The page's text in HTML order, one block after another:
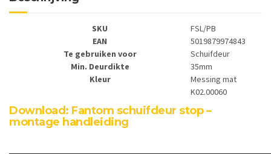
SKU
FSL/PB
EAN
5019879974843
Te gebruiken voor
Schuifdeur
Min. Deurdikte
35mm
Kleur
Messing mat
K02.00060
Download: Fantom schuifdeur stop –
montage handleiding